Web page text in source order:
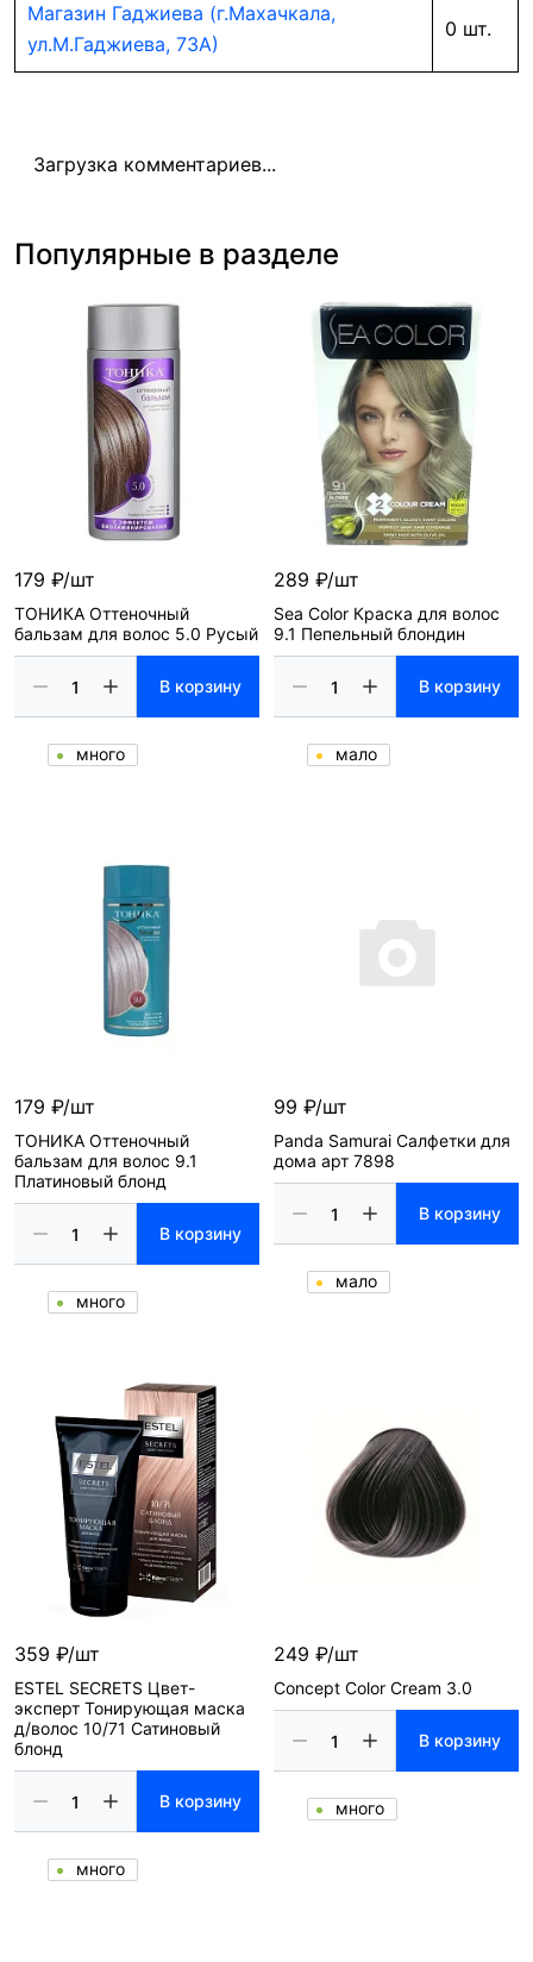
Магазин Гаджиева (г.Махачкала,
ул.М.Гаджиева, 73А)
0 шт.
Загрузка комментариев...
Популярные в разделе
179 ₽/шт
ТОНИКА Оттеночный
бальзам для волос 5.0 Русый
В корзину
много
289 ₽/шт
Sea Color Краска для волос
9.1 Пепельный блондин
В корзину
мало
179 ₽/шт
ТОНИКА Оттеночный
бальзам для волос 9.1
Платиновый блонд
В корзину
много
99 ₽/шт
Panda Samurai Салфетки для
дома арт 7898
В корзину
мало
359 ₽/шт
ESTEL SECRETS Цвет-
эксперт Тонирующая маска
д/волос 10/71 Сатиновый
блонд
В корзину
много
249 ₽/шт
Concept Color Cream 3.0
В корзину
много